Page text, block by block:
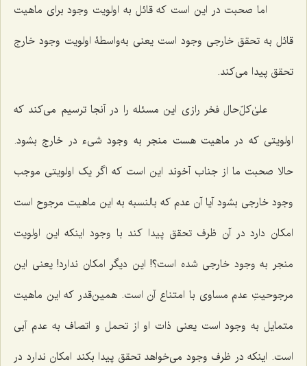
اما صحبت در این است که قائل به اولویت وجود برای ماهیت
قائل به تحقق خارجی وجود است یعنی به‌واسطۀ اولویت وجود خارج
تحقق پیدا می‌کند.
علیٰ‌کلّ‌حال فخر رازی این مسئله را در آنجا ترسیم می‌کند که
اولویتی که در ماهیت هست منجر به وجود شیء در خارج بشود.
حالا صحبت ما از جناب آخوند این است که اگر یک اولویتی موجب
وجود خارجی بشود آیا آن عدم که بالنسبه به این ماهیت مرجوح است
امکان دارد در آن ظرف تحقق پیدا کند با وجود اینکه این اولویت
منجر به وجود خارجی شده است؟! این دیگر امکان ندارد! یعنی این
مرجوحیتِ عدم مساوی با امتناع آن است. همین‌قدر که این ماهیت
متمایل به وجود است یعنی ذات او از تحمل و اتصاف به عدم آبی
است. اینکه در ظرف وجود می‌‌خواهد تحقق پیدا بکند امکان ندارد در